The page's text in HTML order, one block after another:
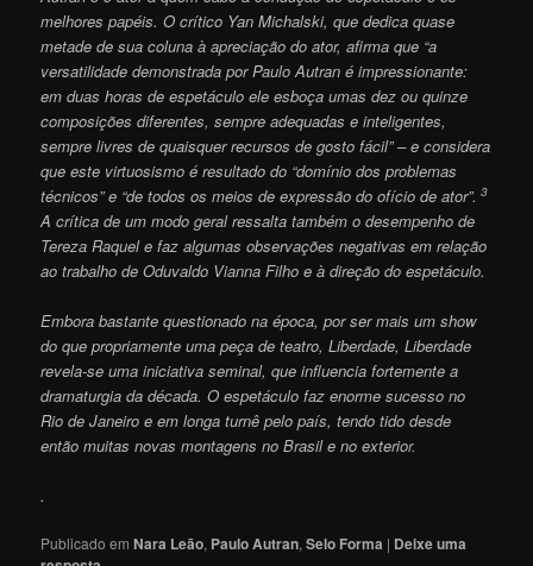
melhores papéis. O crítico Yan Michalski, que dedica quase
metade de sua coluna à apreciação do ator, afirma que “a
versatilidade demonstrada por Paulo Autran é impressionante:
em duas horas de espetáculo ele esboça umas dez ou quinze
composições diferentes, sempre adequadas e inteligentes,
sempre livres de quaisquer recursos de gosto fácil” – e considera
que este virtuosismo é resultado do “domínio dos problemas
técnicos” e “de todos os meios de expressão do ofício de ator”. 3
A crítica de um modo geral ressalta também o desempenho de
Tereza Raquel e faz algumas observações negativas em relação
ao trabalho deOduvaldo Vianna Filho e à direção do espetáculo.
Embora bastante questionado na época, por ser mais um show
do que propriamente uma peça de teatro, Liberdade, Liberdade
revela-se uma iniciativa seminal, que influencia fortemente a
dramaturgia da década. O espetáculo faz enorme sucesso no
Rio de Janeiro e em longa turnê pelo país, tendo tido desde
então muitas novas montagens no Brasil e no exterior.
.
Publicado em Nara Leão, Paulo Autran,Selo Forma | Deixe uma